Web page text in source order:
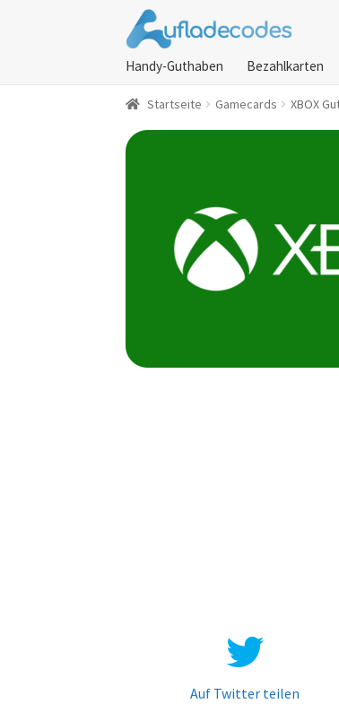
Zur
Navigation
Zum
Inhalt
Handy-Guthaben Bezahlkarten
Startseite Gamecards XBOX
Auf Twitter teilen